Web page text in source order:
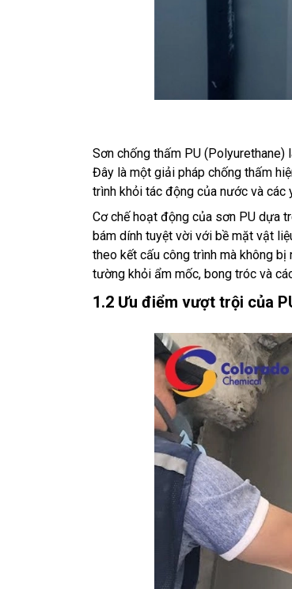
Sơn chống thấm PU (Polyurethane)
Đây là một giải pháp chống thấm
trình khỏi tác động của nước và các
Cơ chế hoạt động của sơn PU dựa
bám dính tuyệt vời với bề mặt vật
theo kết cấu công trình mà không
tường khỏi ẩm mốc, bong tróc và
1.2 Ưu điểm vượt trội của